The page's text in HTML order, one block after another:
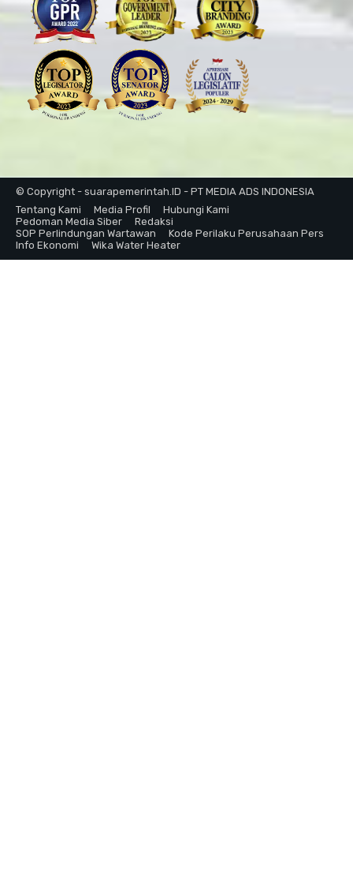
© Copyright - suarapemerintah.ID - PT MEDIA ADS INDONESIA
Tentang Kami
Media Profil
Hubungi Kami
Pedoman Media Siber
Redaksi
SOP Perlindungan Wartawan
Kode Perilaku Perusahaan Pers
Info Ekonomi
Wika Water Heater